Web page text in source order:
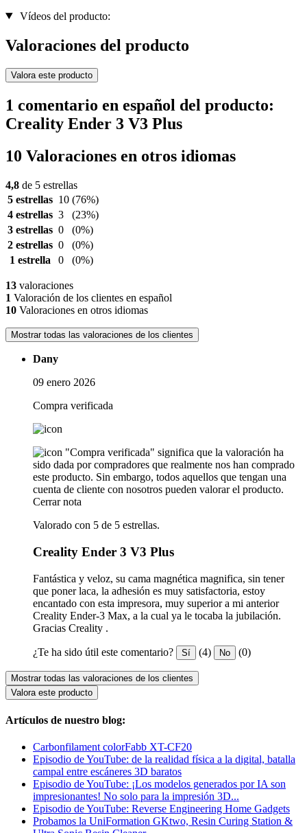
Vídeos del producto:
Valoraciones del producto
Valora este producto
1 comentario en español del producto:
Creality Ender 3 V3 Plus
10 Valoraciones en otros idiomas
4,8 de 5 estrellas
5 estrellas 10 (76%)
4 estrellas 3
(23%)
3 estrellas 0
(0%)
2 estrellas 0
(0%)
1 estrella
0 (0%)
13 valoraciones
1 Valoración de los clientes en español
10 Valoraciones en otros idiomas
Mostrar todas las valoraciones de los clientes
Dany
09 enero 2026
Compra verificada
"Compra verificada" significa que la valoración ha
sido dada por compradores que realmente nos han comprado
este producto. Sin embargo, todos aquellos que tengan una
cuenta de cliente con nosotros pueden valorar el producto.
Cerrar nota
Valorado con 5 de 5 estrellas.
Creality Ender 3 V3 Plus
Fantástica y veloz, su cama magnética magnifica, sin tener
que poner laca, la adhesión es muy satisfactoria, estoy
encantado con esta impresora, muy superior a mi anterior
Creality Ender-3 Max, a la cual ya le tocaba la jubilación.
Gracias Creality .
¿Te ha sido útil este comentario? Sí (4) No (0)
Mostrar todas las valoraciones de los clientes
Valora este producto
Artículos de nuestro blog:
Carbonfilament colorFabb XT-CF20
Episodio de YouTube: de la realidad física a la digital, batalla
campal entre escáneres 3D baratos
Episodio de YouTube: ¡Los modelos generados por IA son
impresionantes! No solo para la impresión 3D...
Episodio de YouTube: Reverse Engineering Home Gadgets
Probamos la UniFormation GKtwo, Resin Curing Station &